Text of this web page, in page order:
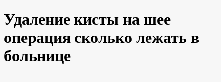
Удаление кисты на шее
операция сколько лежать в
больнице